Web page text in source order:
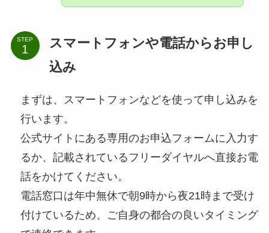
STEP
スマートフォンや電話からお申し
込み
まずは、スマートフォンなどを使って申し込みを
行います。
公式サイトにある専用のお申込フォームに入力す
るか、記載されているフリーダイヤルへ直接お電
話をかけてください。
電話窓口は年中無休で朝9時から夜21時まで受け
付けているため、ご自身の都合の良いタイミング